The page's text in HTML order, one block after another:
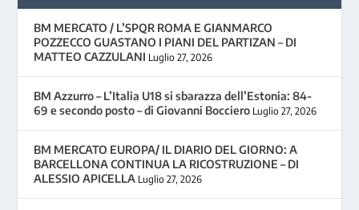
BM MERCATO / L’SPQR ROMA E GIANMARCO
POZZECCO GUASTANO I PIANI DEL PARTIZAN – DI
MATTEO CAZZULANI Luglio 27, 2026
BM Azzurro – L’Italia U18 si sbarazza dell’Estonia: 84-
69 e secondo posto – di Giovanni Bocciero Luglio 27, 2026
BM MERCATO EUROPA/ IL DIARIO DEL GIORNO: A
BARCELLONA CONTINUA LA RICOSTRUZIONE – DI
ALESSIO APICELLA Luglio 27, 2026